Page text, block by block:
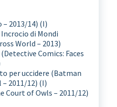
– 2013/14) (I)
di Mondi
World – 2013)
Comics: Faces
per uccidere (Batman
2011/12) (I)
Court of Owls – 2011/12)